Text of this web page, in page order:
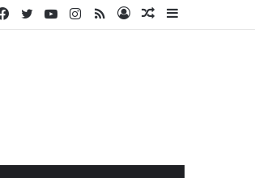
Kenar
Rastgele
Kayıt
RSS
Instagram
YouTube
Twitter
Facebook